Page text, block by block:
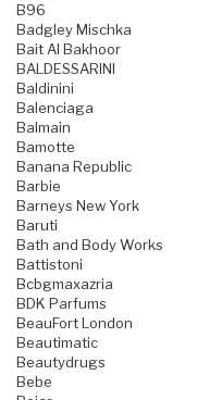
B96
Badgley Mischka
Bait Al Bakhoor
BALDESSARINI
Baldinini
Balenciaga
Balmain
Bamotte
Banana Republic
Barbie
Barneys New York
Baruti
Bath and Body Works
Battistoni
Bcbgmaxazria
BDK Parfums
BeauFort London
Beautimatic
Beautydrugs
Bebe